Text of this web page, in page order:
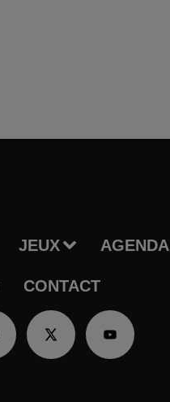
JEUX AGENDA
CONTACT